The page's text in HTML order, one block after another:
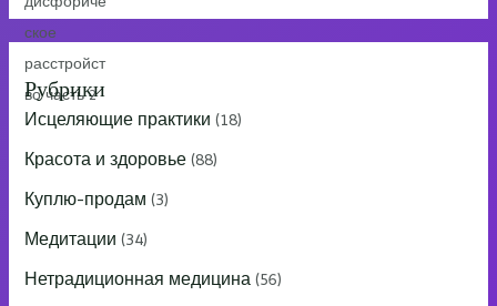
Рубрики
Исцеляющие практики (18)
Красота и здоровье (88)
Куплю-продам (3)
Медитации (34)
Нетрадиционная медицина (56)